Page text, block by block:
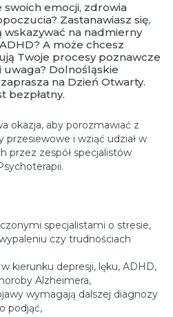
swoich emocji, zdrowia
Zastanawiasz się,
wskazywać na nadmierny
A może chcesz
Twoje procesy poznawcze
uwaga? Dolnośląskie
na Dzień Otwarty.
bezpłatny.
okazja, aby porozmawiać z
i wziąć udział w
przez zespół specjalistów
specjalistami o stresie,
czy trudnościach
kierunku depresji, lęku, ADHD,
Alzheimera,
wymagają dalszej diagnozy
podjąć,